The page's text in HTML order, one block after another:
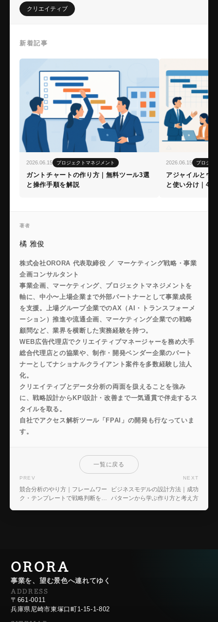
クリエイティブ
新着記事
2026.06.15 プロジェクトマネジメント
ガントチャートの作り方｜無料ツール3選
と操作手順を解説
2026.06.15 プロジェ
アジャイルとウ
と使い分け｜4
著者
橘 雅俊
株式会社ORORA 代表取締役 ／ マーケティング戦略・事業
企画コンサルタント
事業企画、マーケティング、プロジェクトマネジメントを
軸に、中小〜上場企業まで外部パートナーとして事業成長
を支援。上場グループ企業でのAX（AI・トランスフォーメ
ーション）推進や流通企画、マーケティング企業での戦略
顧問など、業界を横断した実務経験を持つ。
WEB広告代理店でクリエイティブマネージャーを務め大手
総合代理店との協業や、制作・開発ベンダー企業のパート
ナーとしてナショナルクライアント案件を多数経験し法人
化。
クリエイティブとデータ分析の両面を扱えることを強み
に、戦略設計からKPI設計・改善まで一気通貫で伴走するス
タイルを取る。
自社でアクセス解析ツール「FPAI」の開発も行なっていま
す。
PREV
競合分析のやり方｜フレームワー
ク・テンプレートで戦略判断を加
一覧に戻る
NEXT
ビジネスモデルの設計方法｜成功
パターンから学ぶ作り方と考え方
ORORA
事業を、望む景色へ連れてゆく
ADDRESS
〒661-0011
兵庫県尼崎市東塚口町1-15-1-802